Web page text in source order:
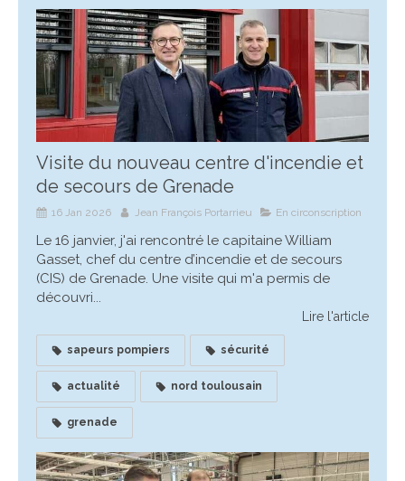
Visite du nouveau centre d'incendie et
de secours de Grenade
16 Jan 2026 Jean François Portarrieu En circonscription
Le 16 janvier, j'ai rencontré le capitaine William
Gasset, chef du centre d’incendie et de secours
(CIS) de Grenade. Une visite qui m'a permis de
découvri...
Lire l'article
sapeurs pompiers sécurité
actualité nord toulousain
grenade